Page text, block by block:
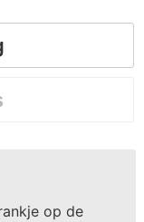
op de